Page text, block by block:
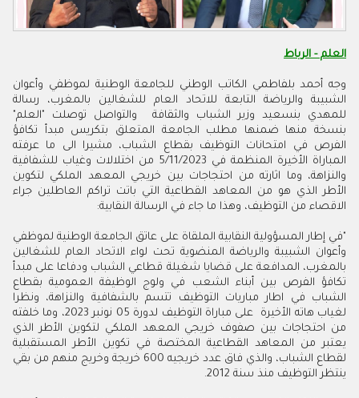
العلم - الرباط
وجه أحمد بلفاطمي الكاتب الوطني للجامعة الوطنية لموظفي وأعوان
الشبيبة والرياضة التابعة للاتحاد العام للشغالين بالمغرب، رسالة
للمهدي بنسعيد وزير الشباب والثقافة والتواصل توصلت "العلم"
بنسخة منها ضمنها مطلب الجامعة المتعلق بتكريس مبدأ تكافؤ
الفرص في امتحانات التوظيف بقطاع الشباب، مشيرا الى ما عرفته
المباراة الأخيرة المنظمة في 5/11/2023 من اختلالات وغياب للشفافية
والنزاهة، وما اثارته من احتجاجات بين خريجي المعهد الملكي لتكوين
الأطر الذي هو من المعاهد القطاعية التي باتت تراكم العاطلين جراء
الاقصاء من التوظيف، وهذا ما جاء في الرسالة النقابية:
"في إطار المسؤولية النقابية الملقاة على عاتق الجامعة الوطنية لموظفي
وأعوان الشبيبة والرياضة المنضوية تحت لواء الاتحاد العام للشغالين
بالمغرب، المدافعة على قضايا شغيلة قطاعي الشباب ودفاعا على مبدأ
تكافؤ الفرص بين أبناء الشعب في ولوج الوظيفة العمومية بقطاع
الشباب في اطار مباريات التوظيف تتسم بالشفافية والنزاهة، ونظرا
لغياب هاته الأخيرة على مباراة التوظيف لدورة 05 نونبر 2023، وما خلفته
من احتجاجات بين صفوف خريجي المعهد الملكي لتكوين الأطر الذي
يعتبر من المعاهد القطاعية المختصة في تكوين الأطر المستقبلية
لقطاع الشباب، والذي فاق عدد خريجيه 600 خريجة وخريج منهم من بقي
ينتظر التوظيف منذ سنة 2012.